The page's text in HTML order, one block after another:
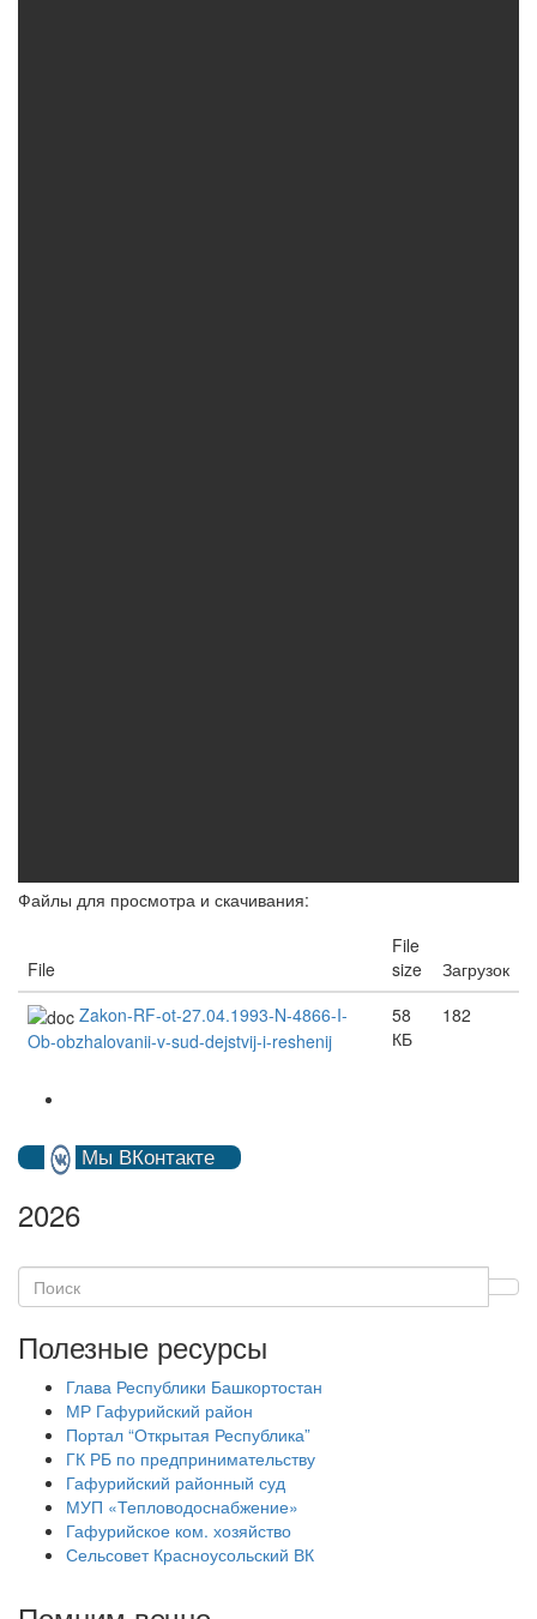
Файлы для просмотра и скачивания:
File
File
size
Загрузок
Zakon-RF-ot-27.04.1993-N-4866-I-
Ob-obzhalovanii-v-sud-dejstvij-i-reshenij
58
КБ
182
Мы ВКонтакте
2026
Полезные ресурсы
Глава Республики Башкортостан
МР Гафурийский район
Портал “Открытая Республика”
ГК РБ по предпринимательству
Гафурийский районный суд
МУП «Тепловодоснабжение»
Гафурийское ком. хозяйство
Сельсовет Красноусольский ВК